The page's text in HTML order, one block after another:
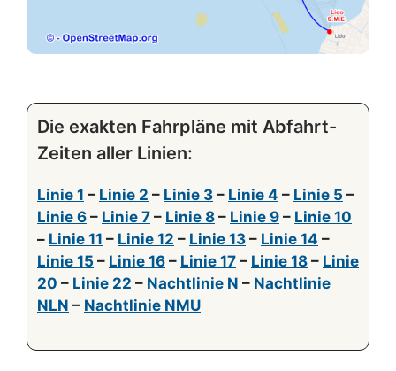
Die exakten Fahrpläne mit Abfahrt-
Zeiten aller Linien:
Linie 1 – Linie 2 – Linie 3 – Linie 4 – Linie 5 –
Linie 6 – Linie 7 – Linie 8 – Linie 9 – Linie 10
– Linie 11 – Linie 12 – Linie 13 – Linie 14 –
Linie 15 – Linie 16 – Linie 17 – Linie 18 – Linie
20 – Linie 22 – Nachtlinie N – Nachtlinie
NLN – Nachtlinie NMU